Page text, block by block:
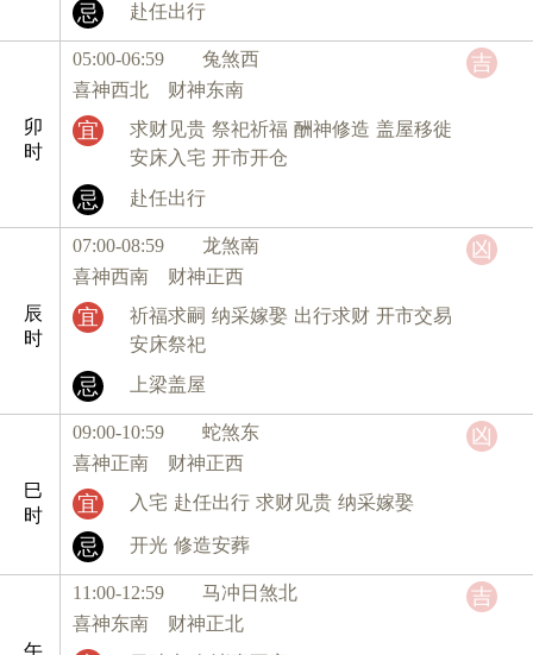
忌 赴任出行
卯
时
05:00-06:59 兔煞西
喜神西北 财神东南
宜 求财见贵 祭祀祈福 酬神修造 盖屋移徙
安床入宅 开市开仓
忌 赴任出行
吉
辰
时
07:00-08:59 龙煞南
喜神西南 财神正西
宜 祈福求嗣 纳采嫁娶 出行求财 开市交易
安床祭祀
忌 上梁盖屋
凶
巳
时
09:00-10:59 蛇煞东
喜神正南 财神正西
宜 入宅 赴任出行 求财见贵 纳采嫁娶
忌 开光 修造安葬
凶
午
11:00-12:59 马冲日煞北
喜神东南 财神正北
吉